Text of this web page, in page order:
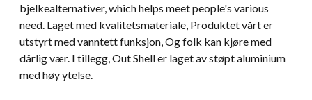
bjelkealternativer, which helps meet people's various
need . Laget med kvalitetsmateriale, Produktet vårt er
utstyrt med vanntett funksjon, Og folk kan kjøre med
dårlig vær. I tillegg, Out Shell er laget av støpt aluminium
med høy ytelse.